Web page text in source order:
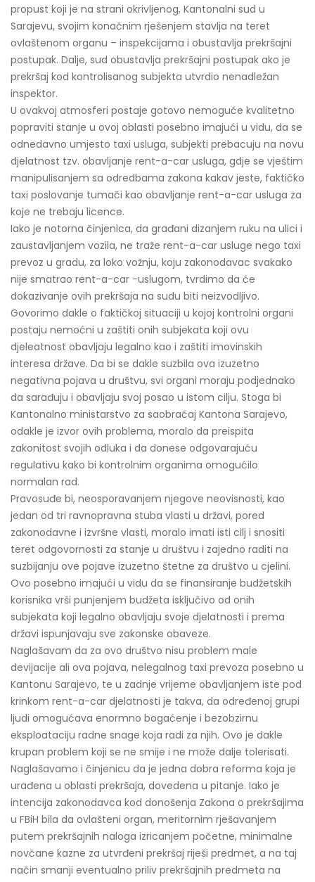
propust koji je na strani okrivljenog, Kantonalni sud u
Sarajevu, svojim konačnim rješenjem stavlja na teret
ovlaštenom organu – inspekcijama i obustavlja prekršajni
postupak. Dalje, sud obustavlja prekršajni postupak ako je
prekršaj kod kontrolisanog subjekta utvrdio nenadležan
inspektor.
U ovakvoj atmosferi postaje gotovo nemoguće kvalitetno
popraviti stanje u ovoj oblasti posebno imajući u vidu, da se
odnedavno umjesto taxi usluga, subjekti prebacuju na novu
djelatnost tzv. obavljanje rent-a-car usluga, gdje se vještim
manipulisanjem sa odredbama zakona kakav jeste, faktičko
taxi poslovanje tumači kao obavljanje rent-a-car usluga za
koje ne trebaju licence.
Iako je notorna činjenica, da građani dizanjem ruku na ulici i
zaustavljanjem vozila, ne traže rent-a-car usluge nego taxi
prevoz u gradu, za loko vožnju, koju zakonodavac svakako
nije smatrao rent-a-car -uslugom, tvrdimo da će
dokazivanje ovih prekršaja na sudu biti neizvodljivo.
Govorimo dakle o faktičkoj situaciji u kojoj kontrolni organi
postaju nemoćni u zaštiti onih subjekata koji ovu
djeleatnost obavljaju legalno kao i zaštiti imovinskih
interesa države. Da bi se dakle suzbila ova izuzetno
negativna pojava u društvu, svi organi moraju podjednako
da sarađuju i obavljaju svoj posao u istom cilju. Stoga bi
Kantonalno ministarstvo za saobraćaj Kantona Sarajevo,
odakle je izvor ovih problema, moralo da preispita
zakonitost svojih odluka i da donese odgovarajuću
regulativu kako bi kontrolnim organima omogućilo
normalan rad.
Pravosuđe bi, neosporavanjem njegove neovisnosti, kao
jedan od tri ravnopravna stuba vlasti u državi, pored
zakonodavne i izvršne vlasti, moralo imati isti cilj i snositi
teret odgovornosti za stanje u društvu i zajedno raditi na
suzbijanju ove pojave izuzetno štetne za društvo u cjelini.
Ovo posebno imajući u vidu da se finansiranje budžetskih
korisnika vrši punjenjem budžeta isključivo od onih
subjekata koji legalno obavljaju svoje djelatnosti i prema
državi ispunjavaju sve zakonske obaveze.
Naglašavam da za ovo društvo nisu problem male
devijacije ali ova pojava, nelegalnog taxi prevoza posebno u
Kantonu Sarajevo, te u zadnje vrijeme obavljanjem iste pod
krinkom rent-a-car djelatnosti je takva, da određenoj grupi
ljudi omogućava enormno bogaćenje i bezobzirnu
eksploataciju radne snage koja radi za njih. Ovo je dakle
krupan problem koji se ne smije i ne može dalje tolerisati.
Naglašavamo i činjenicu da je jedna dobra reforma koja je
urađena u oblasti prekršaja, dovedena u pitanje. Iako je
intencija zakonodavca kod donošenja Zakona o prekršajima
u FBiH bila da ovlašteni organ, meritornim rješavanjem
putem prekršajnih naloga izricanjem početne, minimalne
novčane kazne za utvrđeni prekršaj riješi predmet, a na taj
način smanji eventualno priliv prekršajnih predmeta na